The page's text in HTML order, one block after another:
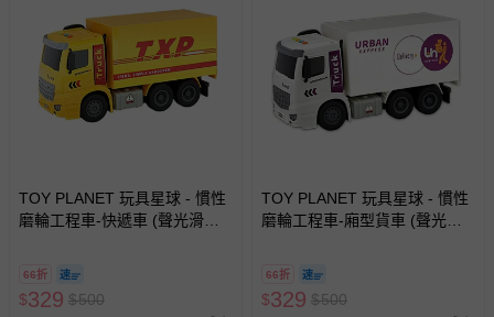
TOY PLANET 玩具星球 - 慣性
磨輪工程車-快遞車 (聲光滑行
66折
$329 $500
TOY PLANET 玩具星球 - 慣性
磨輪工程車-廂型貨車 (聲光滑
66折
$329 $500